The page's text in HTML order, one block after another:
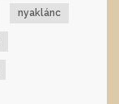
nyaklánc